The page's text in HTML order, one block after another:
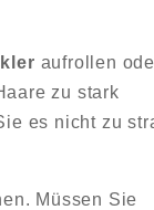
aufrollen
zu stark
es nicht zu
Müssen Sie